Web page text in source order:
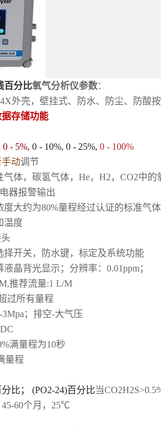
百分比氧气分析仪参数：
外壳，壁挂式、防水、防尘、防酸
存储功能
0 - 5%, 0 - 10%, 0 - 25%, 0 - 100%
手动调节
气体，碳氢气体，He，H2，CO2中的
器报警输出
度大约为80%量程经过认证的标准气体
温度
择开关，防水键，标定及系统功能
晶背光显示；分辨率：0.01ppm；
推荐流量:1 L/M
过所有量程
；排空-大气压
满量程为10秒
量程
分比； (PO2-24)百分比当
60个月，25℃